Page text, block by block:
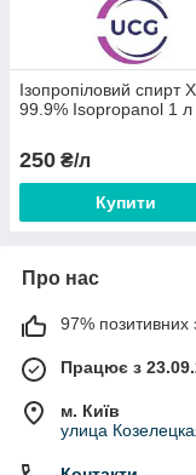
Ізопропіловий спирт
99.9% Isopropanol 1 л
250 ₴/л
Купити
Про нас
97% позитивних
Працює з
м. Київ
улица